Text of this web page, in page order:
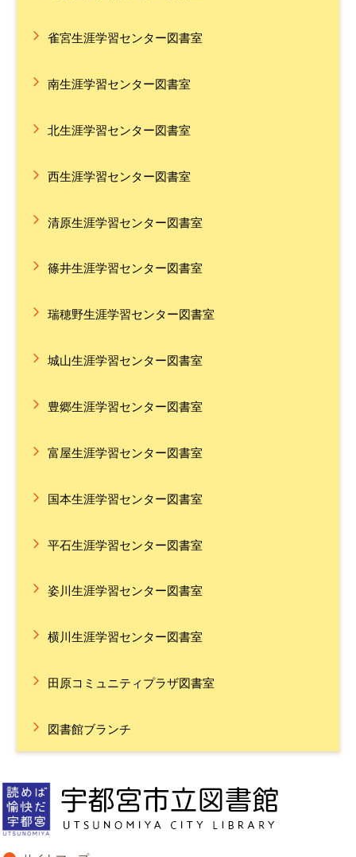
雀宮生涯学習センター図書室
南生涯学習センター図書室
北生涯学習センター図書室
西生涯学習センター図書室
清原生涯学習センター図書室
篠井生涯学習センター図書室
瑞穂野生涯学習センター図書室
城山生涯学習センター図書室
豊郷生涯学習センター図書室
富屋生涯学習センター図書室
国本生涯学習センター図書室
平石生涯学習センター図書室
姿川生涯学習センター図書室
横川生涯学習センター図書室
田原コミュニティプラザ図書室
図書館ブランチ